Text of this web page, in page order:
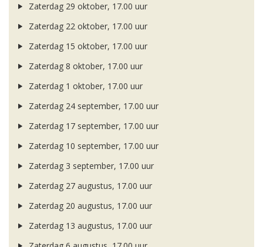
Zaterdag 29 oktober, 17.00 uur
Zaterdag 22 oktober, 17.00 uur
Zaterdag 15 oktober, 17.00 uur
Zaterdag 8 oktober, 17.00 uur
Zaterdag 1 oktober, 17.00 uur
Zaterdag 24 september, 17.00 uur
Zaterdag 17 september, 17.00 uur
Zaterdag 10 september, 17.00 uur
Zaterdag 3 september, 17.00 uur
Zaterdag 27 augustus, 17.00 uur
Zaterdag 20 augustus, 17.00 uur
Zaterdag 13 augustus, 17.00 uur